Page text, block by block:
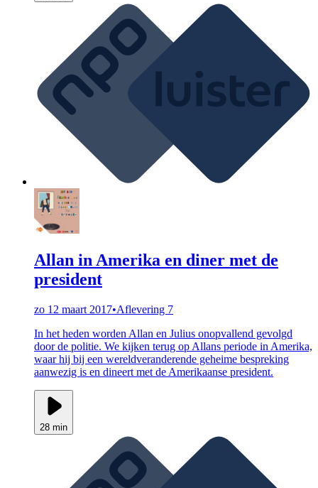
Allan in Amerika en diner met de
president
zo 12 maart 2017•Aflevering 7
In het heden worden Allan en Julius onopvallend gevolgd
door de politie. We kijken terug op Allans periode in Amerika,
waar hij bij een wereldveranderende geheime bespreking
aanwezig is en dineert met de Amerikaanse president.
28 min